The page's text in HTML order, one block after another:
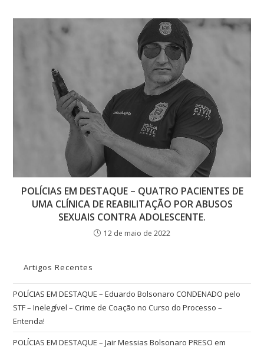
POLÍCIAS EM DESTAQUE – QUATRO PACIENTES DE
UMA CLÍNICA DE REABILITAÇÃO POR ABUSOS
SEXUAIS CONTRA ADOLESCENTE.
12 de maio de 2022
Artigos Recentes
POLÍCIAS EM DESTAQUE – Eduardo Bolsonaro CONDENADO pelo
STF – Inelegível – Crime de Coação no Curso do Processo –
Entenda!
POLÍCIAS EM DESTAQUE – Jair Messias Bolsonaro PRESO em